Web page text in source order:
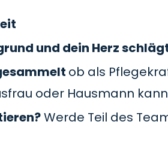
und dein Herz
ob als
oder Hausmann
Werde Teil des